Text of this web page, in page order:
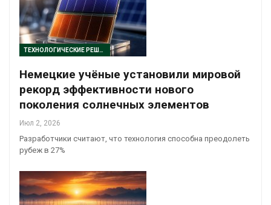
ТЕХНОЛОГИЧЕСКИЕ РЕШЕНИЯ
Немецкие учёные установили мировой
рекорд эффективности нового
поколения солнечных элементов
Июл 2, 2026
Разработчики считают, что технология способна преодолеть
рубеж в 27%